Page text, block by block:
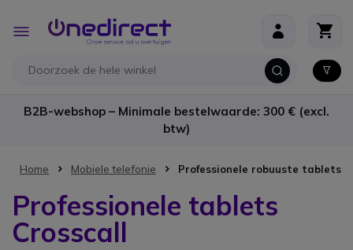
Toggle
Nav
B2B-webshop – Minimale bestelwaarde: 300 € (excl.
btw)
Home Mobiele telefonie Professionele robuuste tablets
Professionele tablets
Crosscall